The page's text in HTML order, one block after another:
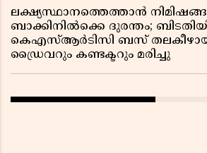
ലക്ഷ്യസ്ഥാനത്തെത്താൻ
ബാക്കിനിൽക്കെ ദുരന്തം;
കെഎസ്ആർടിസി ബസ്
ഡ്രൈവറും കണ്ടക്ടറും മരിച്ചു